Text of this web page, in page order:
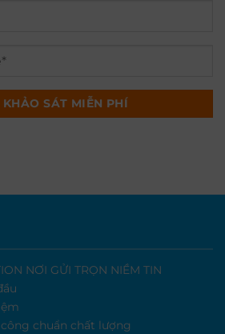
NƠI GỬI TRỌN NIỀM TIN
chuẩn chất lượng